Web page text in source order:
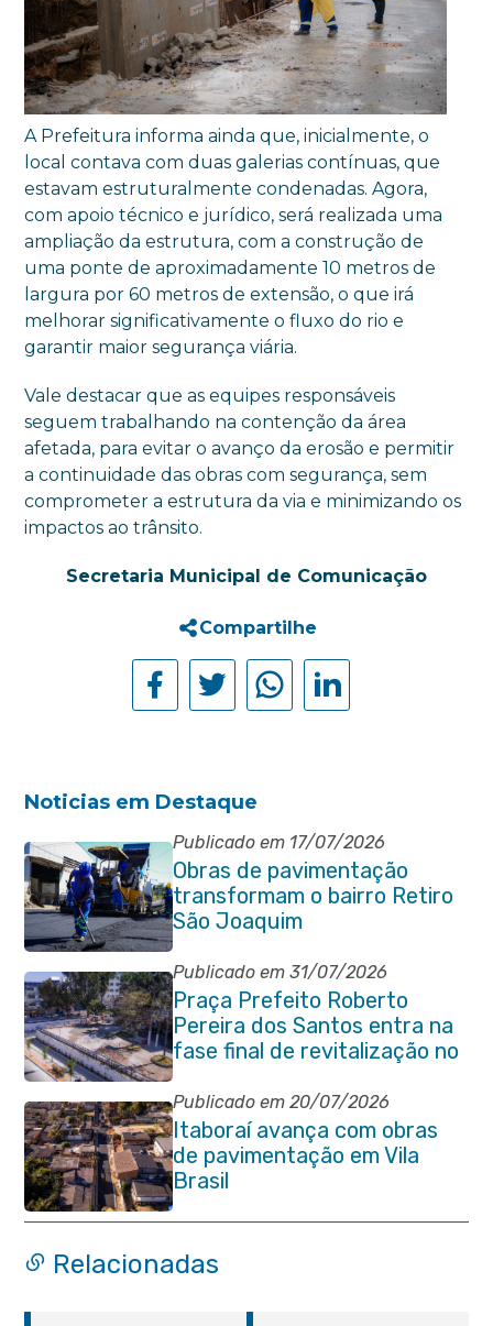
A Prefeitura informa ainda que, inicialmente, o
local contava com duas galerias contínuas, que
estavam estruturalmente condenadas. Agora,
com apoio técnico e jurídico, será realizada uma
ampliação da estrutura, com a construção de
uma ponte de aproximadamente 10 metros de
largura por 60 metros de extensão, o que irá
melhorar significativamente o fluxo do rio e
garantir maior segurança viária.
Vale destacar que as equipes responsáveis
seguem trabalhando na contenção da área
afetada, para evitar o avanço da erosão e permitir
a continuidade das obras com segurança, sem
comprometer a estrutura da via e minimizando os
impactos ao trânsito.
Secretaria Municipal de Comunicação
Compartilhe
Noticias em Destaque
Publicado em 17/07/2026
Obras de pavimentação
transformam o bairro Retiro
São Joaquim
Publicado em 31/07/2026
Praça Prefeito Roberto
Pereira dos Santos entra na
fase final de revitalização no
Centro de Itaboraí
Publicado em 20/07/2026
Itaboraí avança com obras
de pavimentação em Vila
Brasil
Relacionadas